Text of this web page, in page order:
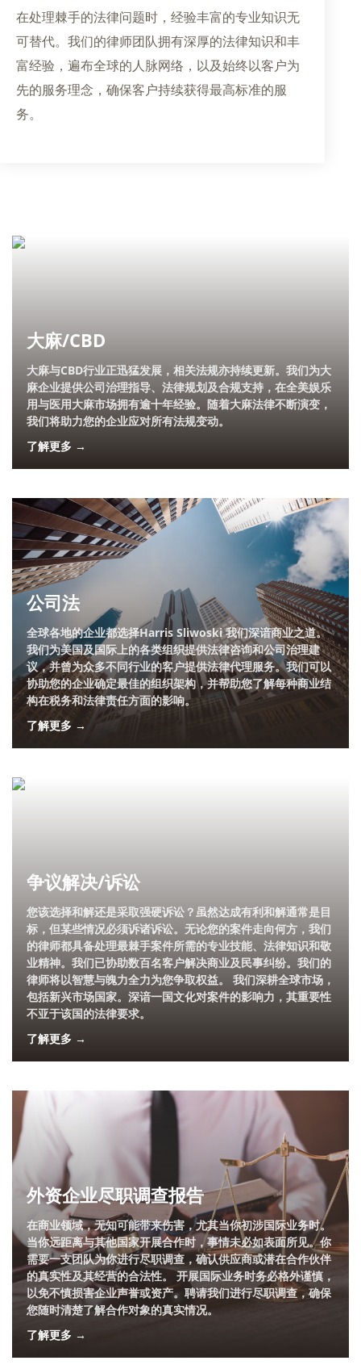
在处理棘手的法律问题时，经验丰富的专业知识无
可替代。我们的律师团队拥有深厚的法律知识和丰
富经验，遍布全球的人脉网络，以及始终以客户为
先的服务理念，确保客户持续获得最高标准的服
务。
大麻/CBD
大麻与CBD行业正迅猛发展，相关法规亦持续更新。我们为大
麻企业提供公司治理指导、法律规划及合规支持，在全美娱乐
用与医用大麻市场拥有逾十年经验。随着大麻法律不断演变，
我们将助力您的企业应对所有法规变动。
了解更多 →
公司法
全球各地的企业都选择Harris Sliwoski 我们深谙商业之道。
我们为美国及国际上的各类组织提供法律咨询和公司治理建
议，并曾为众多不同行业的客户提供法律代理服务。我们可以
协助您的企业确定最佳的组织架构，并帮助您了解每种商业结
构在税务和法律责任方面的影响。
了解更多 →
争议解决/诉讼
您该选择和解还是采取强硬诉讼？虽然达成有利和解通常是目
标，但某些情况必须诉诸诉讼。无论您的案件走向何方，我们
的律师都具备处理最棘手案件所需的专业技能、法律知识和敬
业精神。我们已协助数百名客户解决商业及民事纠纷。我们的
律师将以智慧与魄力全力为您争取权益。 我们深耕全球市场，
包括新兴市场国家。深谙一国文化对案件的影响力，其重要性
不亚于该国的法律要求。
了解更多 →
外资企业尽职调查报告
在商业领域，无知可能带来伤害，尤其当你初涉国际业务时。
当你远距离与其他国家开展合作时，事情未必如表面所见。你
需要一支团队为你进行尽职调查，确认供应商或潜在合作伙伴
的真实性及其经营的合法性。 开展国际业务时务必格外谨慎，
以免不慎损害企业声誉或资产。聘请我们进行尽职调查，确保
您随时清楚了解合作对象的真实情况。
了解更多 →